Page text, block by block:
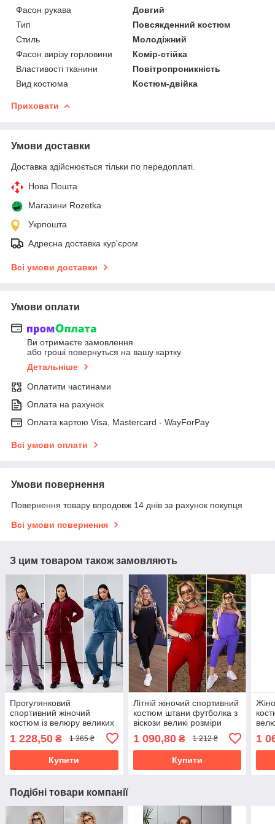
Фасон рукава
Довгий
Тип
Повсякденний костюм
Стиль
Молодіжний
Фасон вирізу горловини
Комір-стійка
Властивості тканини
Повітропроникність
Вид костюма
Костюм-двійка
Приховати
Умови доставки
Доставка здійснюється тільки по передоплаті.
Нова Пошта
Магазини Rozetka
Укрпошта
Адресна доставка кур'єром
Всі умови доставки
Умови оплати
Ви отримаєте замовлення
або гроші повернуться на вашу картку
Детальніше
Оплатити частинами
Оплата на рахунок
Оплата картою Visa, Mastercard - WayForPay
Всі умови оплати
Умови повернення
Повернення товару впродовж 14 днів за рахунок покупця
Всі умови повернення
З цим товаром також замовляють
Прогулянковий
спортивний жіночий
костюм із велюру великих
1 228,50 ₴ 1 365 ₴
Купити
Літній жіночий спортивний
костюм штани футболка з
віскози великі розміри
1 090,80₴ 1 212 ₴
Купити
1
Подібні товари компанії